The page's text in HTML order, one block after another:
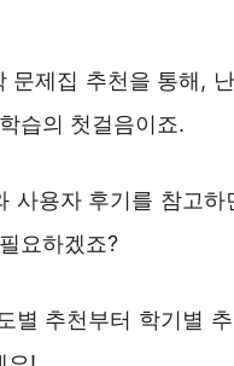
문제집 추천을 통해,
습의 첫걸음이죠.
사용자 후기를 참고
요하겠죠?
별 추천부터 학기별